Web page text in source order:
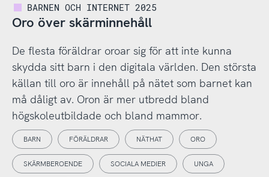
BARNEN OCH INTERNET 2025
Oro över skärminnehåll
De flesta föräldrar oroar sig för att inte kunna
skydda sitt barn i den digitala världen. Den största
källan till oro är innehåll på nätet som barnet kan
må dåligt av. Oron är mer utbredd bland
högskoleutbildade och bland mammor.
BARN FÖRÄLDRAR NÄTHAT ORO
SKÄRMBEROENDE SOCIALA MEDIER UNGA